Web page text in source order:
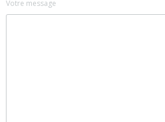
Votre message